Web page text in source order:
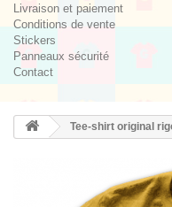
Livraison et paiement
Conditions de vente
Stickers
Panneaux sécurité
Contact
Tee-shirt original